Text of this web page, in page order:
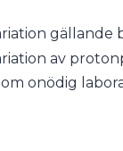
gällande
av
om onödig